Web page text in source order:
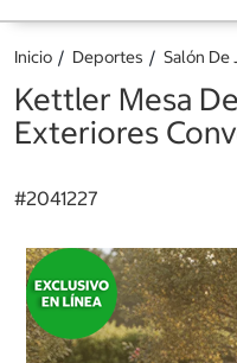
Inicio Deportes Salón De
Kettler Mesa
Exteriores
#2041227